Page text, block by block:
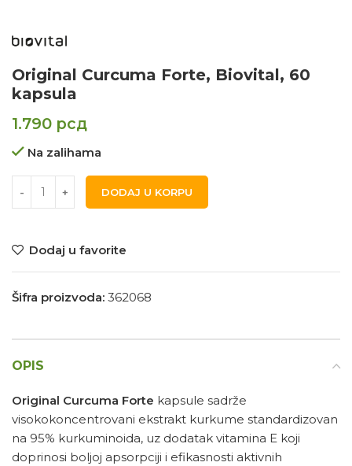
Original Curcuma Forte, Biovital, 60
kapsula
1.790 рсд
Na zalihama
DODAJ U KORPU
Dodaj u favorite
Šifra proizvoda: 362068
OPIS
Original Curcuma Forte kapsule sadrže
visokokoncentrovani ekstrakt kurkume standardizovan
na 95% kurkuminoida, uz dodatak vitamina E koji
doprinosi boljoj apsorpciji i efikasnosti aktivnih